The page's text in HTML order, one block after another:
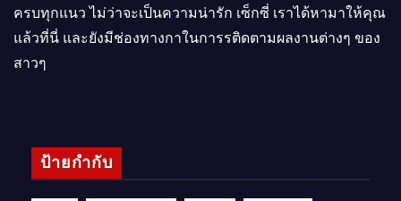
ครบทุกแนว ไม่ว่าจะเป็นความน่ารัก เซ็กซี่ เราได้หามาให้คุณ
แล้วที่นี่ และยังมีช่องทางกาในการรติดตามผลงานต่างๆ ของ
สาวๆ
ป้ายกำกับ